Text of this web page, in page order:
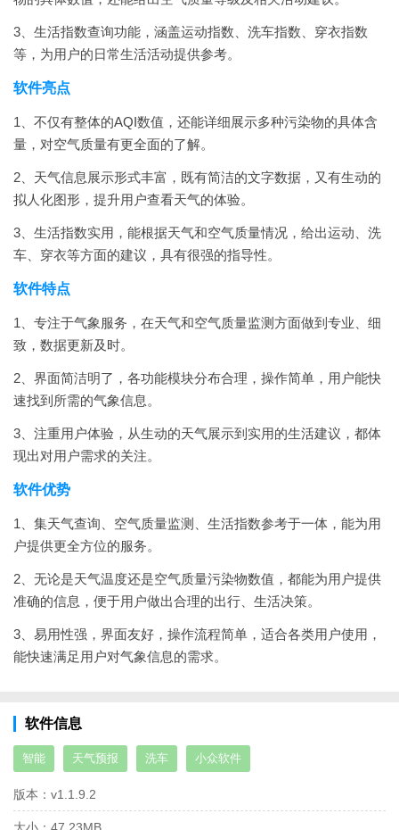
3、生活指数查询功能，涵盖运动指数、洗车指数、穿衣指数
等，为用户的日常生活活动提供参考。
软件亮点
1、不仅有整体的AQI数值，还能详细展示多种污染物的具体含
量，对空气质量有更全面的了解。
2、天气信息展示形式丰富，既有简洁的文字数据，又有生动的
拟人化图形，提升用户查看天气的体验。
3、生活指数实用，能根据天气和空气质量情况，给出运动、洗
车、穿衣等方面的建议，具有很强的指导性。
软件特点
1、专注于气象服务，在天气和空气质量监测方面做到专业、细
致，数据更新及时。
2、界面简洁明了，各功能模块分布合理，操作简单，用户能快
速找到所需的气象信息。
3、注重用户体验，从生动的天气展示到实用的生活建议，都体
现出对用户需求的关注。
软件优势
1、集天气查询、空气质量监测、生活指数参考于一体，能为用
户提供更全方位的服务。
2、无论是天气温度还是空气质量污染物数值，都能为用户提供
准确的信息，便于用户做出合理的出行、生活决策。
3、易用性强，界面友好，操作流程简单，适合各类用户使用，
能快速满足用户对气象信息的需求。
软件信息
智能 天气预报 洗车 小众软件
版本： v1.1.9.2